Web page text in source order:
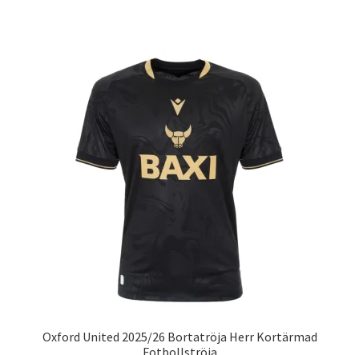
De
olika
alternativen
kan
väljas
Oxford United 2025/26 Bortatröja Herr Kortärmad